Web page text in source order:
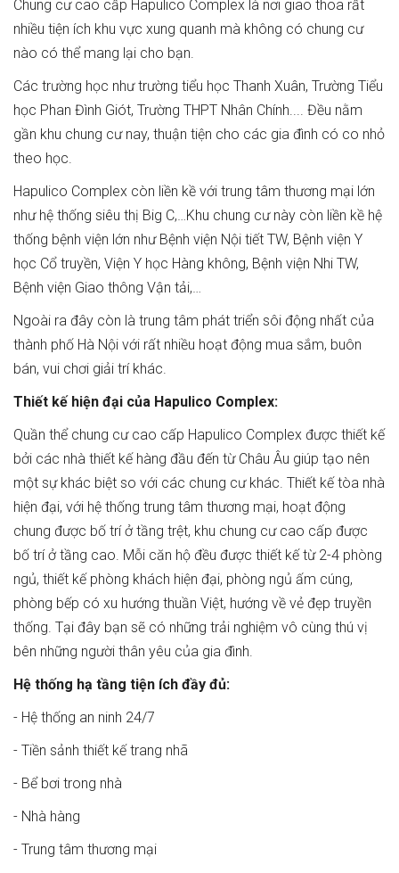
Chung cư cao cấp Hapulico Complex là nơi giao thoa rất
nhiều tiện ích khu vực xung quanh mà không có chung cư
nào có thể mang lại cho bạn.
Các trường học như trường tiểu học Thanh Xuân, Trường Tiểu
học Phan Đình Giót, Trường THPT Nhân Chính.... Đều nằm
gần khu chung cư nay, thuận tiện cho các gia đình có co nhỏ
theo học.
Hapulico Complex còn liền kề với trung tâm thương mại lớn
như hệ thống siêu thị Big C,…Khu chung cư này còn liền kề hệ
thống bệnh viện lớn như Bệnh viện Nội tiết TW, Bệnh viện Y
học Cổ truyền, Viện Y học Hàng không, Bệnh viện Nhi TW,
Bệnh viện Giao thông Vận tải,…
Ngoài ra đây còn là trung tâm phát triển sôi động nhất của
thành phố Hà Nội với rất nhiều hoạt động mua sắm, buôn
bán, vui chơi giải trí khác.
Thiết kế hiện đại của Hapulico Complex:
Quần thể chung cư cao cấp Hapulico Complex được thiết kế
bởi các nhà thiết kế hàng đầu đến từ Châu Âu giúp tạo nên
một sự khác biệt so với các chung cư khác. Thiết kế tòa nhà
hiện đại, với hệ thống trung tâm thương mại, hoạt động
chung được bố trí ở tầng trệt, khu chung cư cao cấp được
bố trí ở tầng cao. Mỗi căn hộ đều được thiết kế từ 2-4 phòng
ngủ, thiết kế phòng khách hiện đại, phòng ngủ ấm cúng,
phòng bếp có xu hướng thuần Việt, hướng về vẻ đẹp truyền
thống. Tại đây bạn sẽ có những trải nghiệm vô cùng thú vị
bên những người thân yêu của gia đình.
Hệ thống hạ tầng tiện ích đầy đủ:
- Hệ thống an ninh 24/7
- Tiền sảnh thiết kế trang nhã
- Bể bơi trong nhà
- Nhà hàng
- Trung tâm thương mại